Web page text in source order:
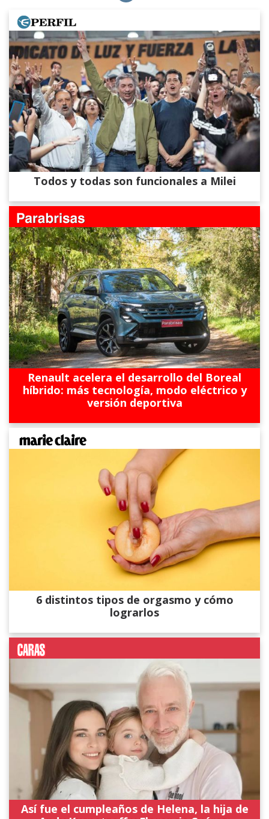
Todos y todas son funcionales a Milei
Renault acelera el desarrollo del Boreal
híbrido: más tecnología, modo eléctrico y
versión deportiva
6 distintos tipos de orgasmo y cómo
lograrlos
Así fue el cumpleaños de Helena, la hija de